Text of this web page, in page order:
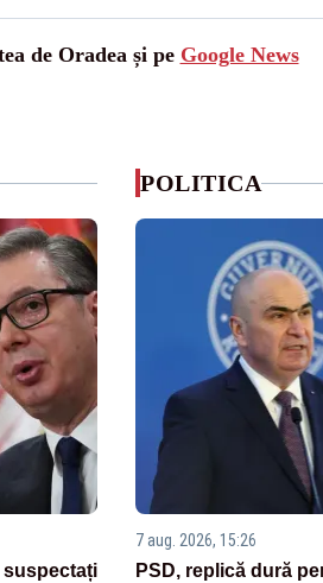
de Oradea și pe Google News
suspectați
POLITICA
7 aug. 2026, 15:26
PSD, replică dură